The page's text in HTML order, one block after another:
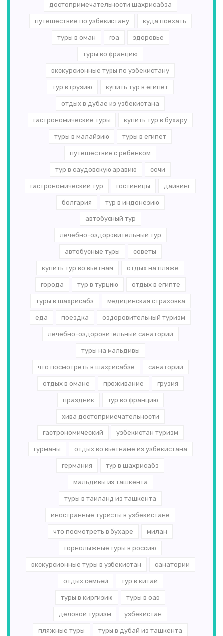
достопримечательности шахрисабза
путешествие по узбекистану куда поехать
туры в оман гоа здоровье
туры во францию
экскурсионные туры по узбекистану
тур в грузию купить тур в египет
отдых в дубае из узбекистана
гастрономические туры купить тур в бухару
туры в малайзию туры в египет
путешествие с ребенком
тур в саудовскую аравию сочи
гастрономический тур гостиницы дайвинг
болгария тур в индонезию
автобусный тур
лечебно-оздоровительный тур
автобусные туры советы
купить тур во вьетнам отдых на пляже
города тур в турцию отдых в египте
туры в шахрисабз медицинская страховка
еда поездка оздоровительный туризм
лечебно-оздоровительный санаторий
туры на мальдивы
что посмотреть в шахрисабзе санаторий
отдых в омане проживание грузия
праздник тур во францию
хива достопримечательности
гастрономический узбекистан туризм
гурманы отдых во вьетнаме из узбекистана
германия тур в шахрисабз
мальдивы из ташкента
туры в таиланд из ташкента
иностранные туристы в узбекистане
что посмотреть в бухаре милан
горнолыжные туры в россию
экскурсионные туры в узбекистан санатории
отдых семьей тур в китай
туры в киргизию туры в оаэ
деловой туризм узбекистан
пляжные туры туры в дубай из ташкента